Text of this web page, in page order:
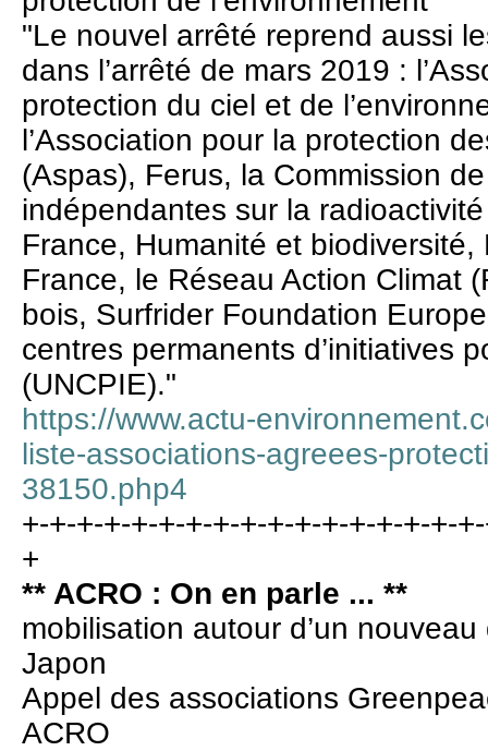
"Le nouvel arrêté reprend aussi
dans l’arrêté de mars 2019 :
protection du ciel et de
l’Association pour la protection
(Aspas), Ferus, la Commission
indépendantes sur la
France, Humanité et
France, le Réseau Action Climat
bois, Surfrider Foundation
centres permanents d’initiatives
(UNCPIE)."
https://www.actu-
liste-associations-agreees-
38150.php4
+-+-+-+-+-+-+-+-+-+-+-+-+-+-+-+-
+
** ACRO : On en parle ... **
mobilisation autour d’un
Japon
Appel des associations
ACRO